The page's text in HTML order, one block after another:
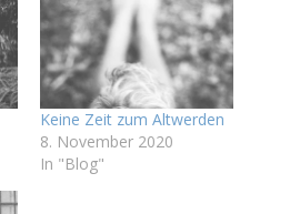
Keine Zeit zum Altwerden
8. November 2020
In "Blog"